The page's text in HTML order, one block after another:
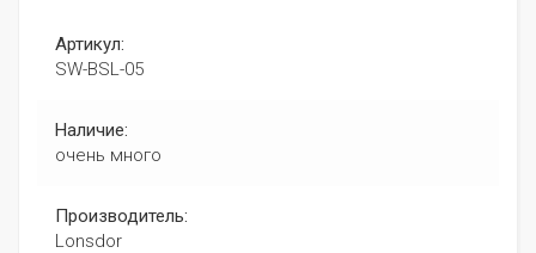
Артикул:
SW-BSL-05
Наличие:
очень много
Производитель:
Lonsdor